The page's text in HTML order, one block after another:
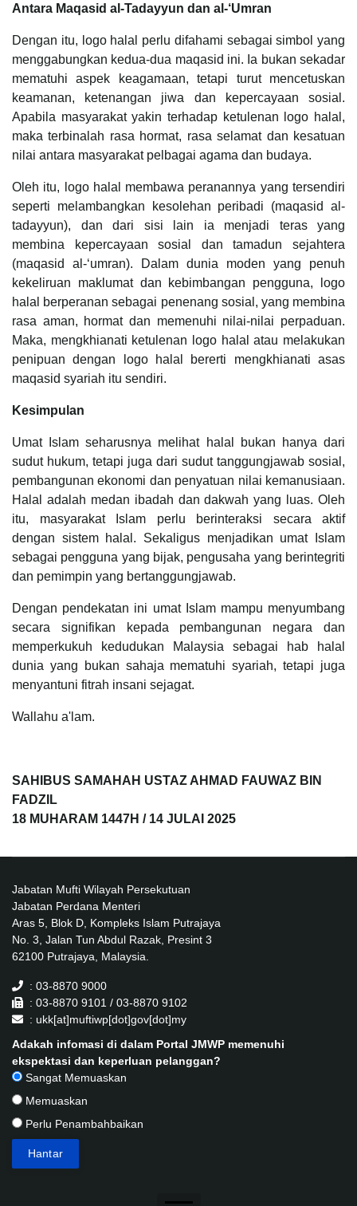
Antara Maqasid al-Tadayyun dan al-‘Umran
Dengan itu, logo halal perlu difahami sebagai simbol yang
menggabungkan kedua-dua maqasid ini. Ia bukan sekadar
mematuhi aspek keagamaan, tetapi turut mencetuskan
keamanan, ketenangan jiwa dan kepercayaan sosial.
Apabila masyarakat yakin terhadap ketulenan logo halal,
maka terbinalah rasa hormat, rasa selamat dan kesatuan
nilai antara masyarakat pelbagai agama dan budaya.
Oleh itu, logo halal membawa peranannya yang tersendiri
seperti melambangkan kesolehan peribadi (maqasid al-
tadayyun), dan dari sisi lain ia menjadi teras yang
membina kepercayaan sosial dan tamadun sejahtera
(maqasid al-‘umran). Dalam dunia moden yang penuh
kekeliruan maklumat dan kebimbangan pengguna, logo
halal berperanan sebagai penenang sosial, yang membina
rasa aman, hormat dan memenuhi nilai-nilai perpaduan.
Maka, mengkhianati ketulenan logo halal atau melakukan
penipuan dengan logo halal bererti mengkhianati asas
maqasid syariah itu sendiri.
Kesimpulan
Umat Islam seharusnya melihat halal bukan hanya dari
sudut hukum, tetapi juga dari sudut tanggungjawab sosial,
pembangunan ekonomi dan penyatuan nilai kemanusiaan.
Halal adalah medan ibadah dan dakwah yang luas. Oleh
itu, masyarakat Islam perlu berinteraksi secara aktif
dengan sistem halal. Sekaligus menjadikan umat Islam
sebagai pengguna yang bijak, pengusaha yang berintegriti
dan pemimpin yang bertanggungjawab.
Dengan pendekatan ini umat Islam mampu menyumbang
secara signifikan kepada pembangunan negara dan
memperkukuh kedudukan Malaysia sebagai hab halal
dunia yang bukan sahaja mematuhi syariah, tetapi juga
menyantuni fitrah insani sejagat.
Wallahu a'lam.
SAHIBUS SAMAHAH USTAZ AHMAD FAUWAZ BIN
FADZIL
18 MUHARAM 1447H / 14 JULAI 2025
Jabatan Mufti Wilayah Persekutuan
Jabatan Perdana Menteri
Aras 5, Blok D, Kompleks Islam Putrajaya
No. 3, Jalan Tun Abdul Razak, Presint 3
62100 Putrajaya, Malaysia.
: 03-8870 9000
: 03-8870 9101 / 03-8870 9102
: ukk[at]muftiwp[dot]gov[dot]my
Adakah infomasi di dalam Portal JMWP memenuhi
ekspektasi dan keperluan pelanggan?
Sangat Memuaskan
Memuaskan
Perlu Penambahbaikan